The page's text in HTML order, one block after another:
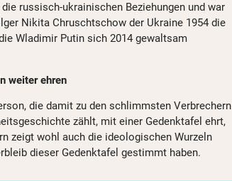
russisch-ukrainischen Beziehungen und war
Nikita Chruschtschow der Ukraine 1954 die
Wladimir Putin sich 2014 gewaltsam
weiter ehren
die damit zu den schlimmsten Verbrechern
zählt, mit einer Gedenktafel ehrt,
zeigt wohl auch die ideologischen Wurzeln
dieser Gedenktafel gestimmt haben.